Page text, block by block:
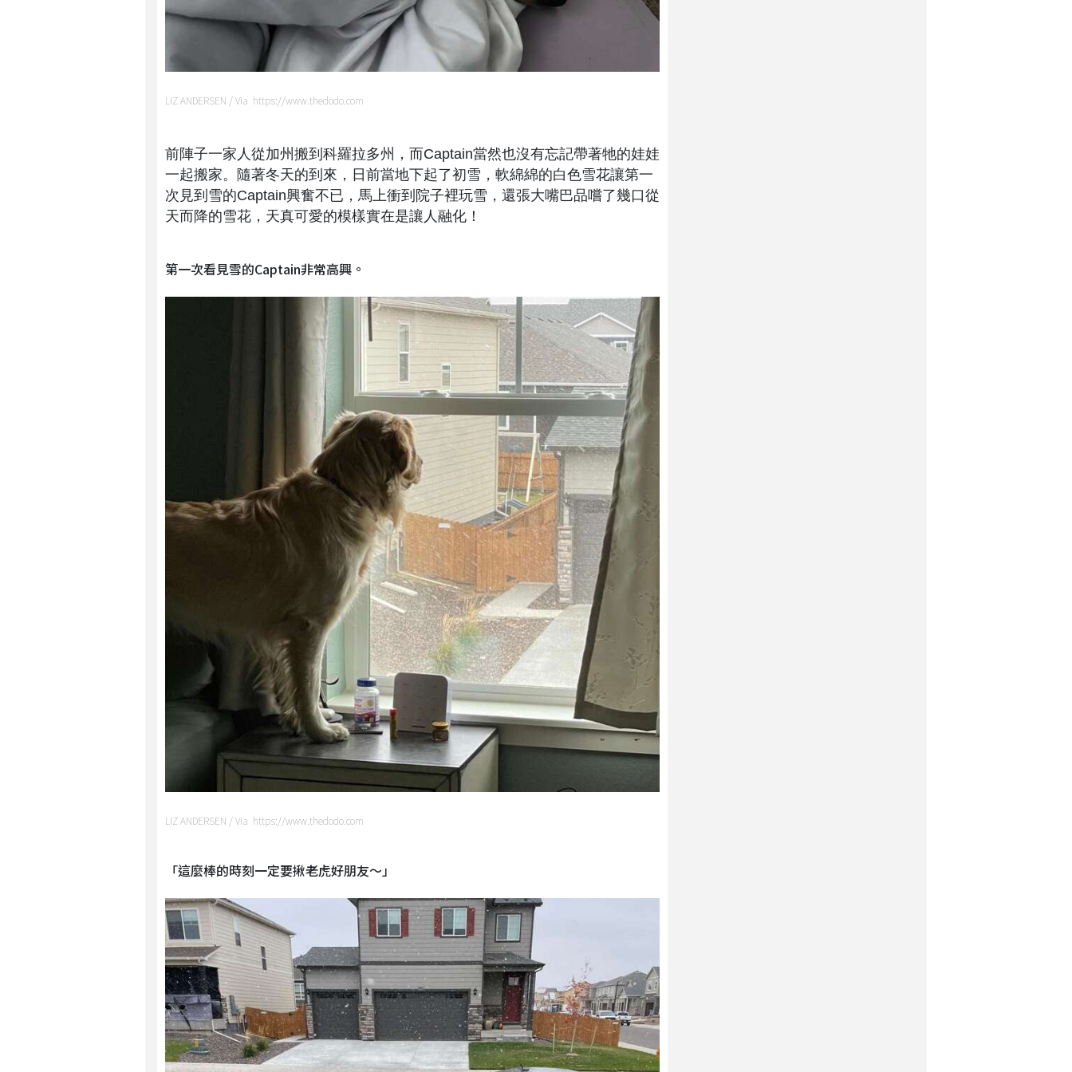
LIZ ANDERSEN / Via https://www.thedodo.com
前陣子一家人從加州搬到科羅拉多州，而Captain當然也沒有忘記帶著牠的娃娃
一起搬家。隨著冬天的到來，日前當地下起了初雪，軟綿綿的白色雪花讓第一
次見到雪的Captain興奮不已，馬上衝到院子裡玩雪，還張大嘴巴品嚐了幾口從
天而降的雪花，天真可愛的模樣實在是讓人融化！
第一次看見雪的Captain非常高興。
LIZ ANDERSEN / Via https://www.thedodo.com
「這麼棒的時刻一定要揪老虎好朋友～」